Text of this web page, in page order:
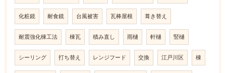
化粧鏡 耐食鏡 台風被害 瓦棒屋根 葺き替え
耐震強化棟工法 棟瓦 積み直し 雨樋 軒樋 竪樋
シーリング 打ち替え レンジフード 交換 江戸川区 棟